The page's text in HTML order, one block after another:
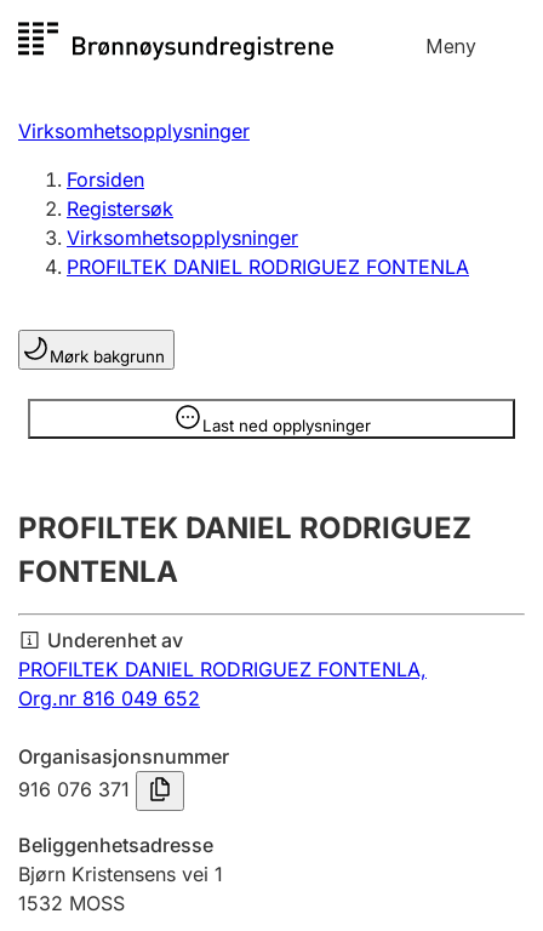
til
Meny
Registersøk
Aksjeselskap
Enkeltpersonforetak
Registrere, endre, slette
Lag og forening
Registrere, endre, slette
Årsregnskap
Innsending og forsinkelsesgebyr
Tinglysing
Jeger
Ektepaktveileder
Virksomhetsopplysninger
Forsiden
Registersøk
Virksomhetsopplysninger
PROFILTEK DANIEL RODRIGUEZ FONTENLA
Mørk bakgrunn
Last ned opplysninger
Opplysninger er skjult
PROFILTEK DANIEL RODRIGUEZ
FONTENLA
Underenhet av
PROFILTEK DANIEL RODRIGUEZ FONTENLA,
Org.nr 816 049 652
Organisasjonsnummer
916 076 371
Beliggenhetsadresse
Bjørn Kristensens vei 1
1532 MOSS